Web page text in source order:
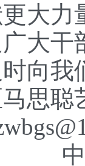
大力
干部
向我
思聪
中共